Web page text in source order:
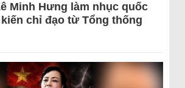
Minh Hưng làm nhục quốc
chỉ đạo từ Tổng thống